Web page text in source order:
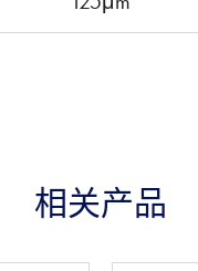
相关产品